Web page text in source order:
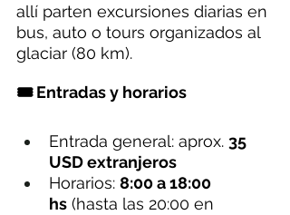
allí parten excursiones diarias en
bus, auto o tours organizados al
glaciar (80 km).
🎟️ Entradas y horarios
Entrada general: aprox. 35
USD extranjeros
Horarios: 8:00 a 18:00
hs (hasta las 20:00 en